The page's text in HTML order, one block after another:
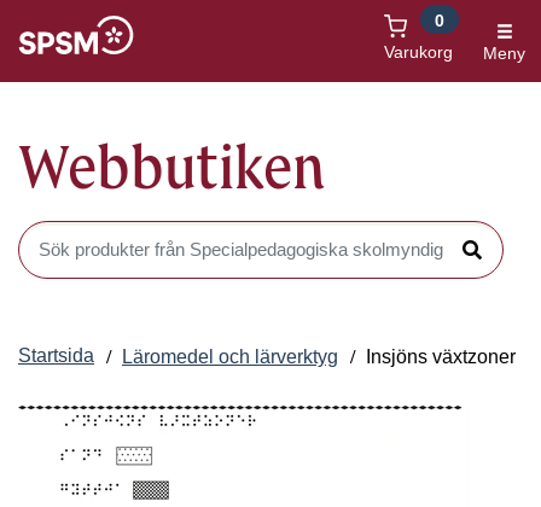
Varukorg
0
Meny
Webbutiken
Sök produkter i Webbutiken
Sök
Startsida Läromedel och lärverktyg Insjöns växtzoner